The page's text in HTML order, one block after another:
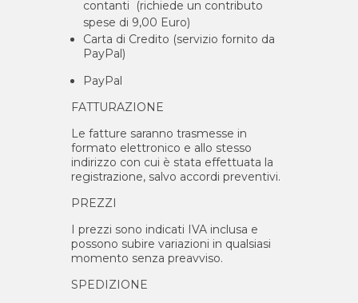
contanti (richiede un contributo
spese di 9,00 Euro)
Carta di Credito (servizio fornito da
PayPal)
PayPal
FATTURAZIONE
Le fatture saranno trasmesse in
formato elettronico e allo stesso
indirizzo con cui è stata effettuata la
registrazione, salvo accordi preventivi.
PREZZI
I prezzi sono indicati IVA inclusa e
possono subire variazioni in qualsiasi
momento senza preavviso.
SPEDIZIONE